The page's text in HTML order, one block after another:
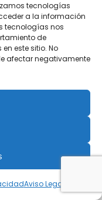
tecnologías
a la información
tecnologías nos
de
este sitio. No
afectar negativamente
Aviso Legal